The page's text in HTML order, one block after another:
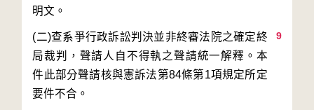
9
(二)查系爭行政訴訟判決並非終審法院之確定終
局裁判，聲請人自不得執之聲請統一解釋。本
件此部分聲請核與憲訴法第84條第1項規定所定